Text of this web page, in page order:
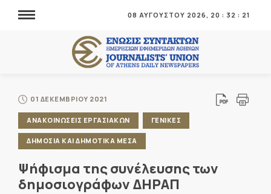
08 ΑΥΓΟΥΣΤΟΥ 2026, 20 : 32 : 21
01 ΔΕΚΕΜΒΡΙΟΥ 2021
ΑΝΑΚΟΙΝΩΣΕΙΣ ΕΡΓΑΣΙΑΚΩΝ ΓΕΝΙΚΕΣ
ΔΗΜΟΣΙΑ ΚΑΙ ΔΗΜΟΤΙΚΑ ΜΕΣΑ
Ψήφισμα της συνέλευσης των
δημοσιογράφων ΔΗΡΑΠ